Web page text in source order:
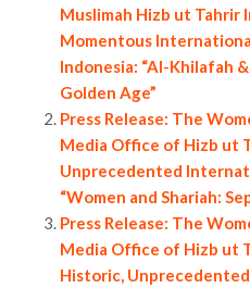
Muslimah Hizb ut Tahrir
Momentous
Indonesia: “Al-Khilafah
Golden Age”
Press Release: The
Media Office of Hizb ut
Unprecedented
“Women and Shariah:
Press Release: The
Media Office of Hizb ut
Historic,